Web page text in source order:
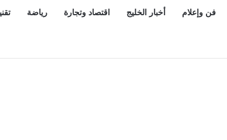
فن وإعلام أخبار الخليج اقتصاد وتجارة رياضة